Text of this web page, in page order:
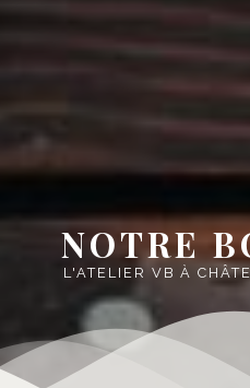
NOTRE
L'ATELIER VB À